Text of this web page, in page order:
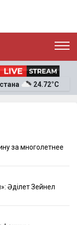
24.72°C
за многолетнее
Әділет Зейнел